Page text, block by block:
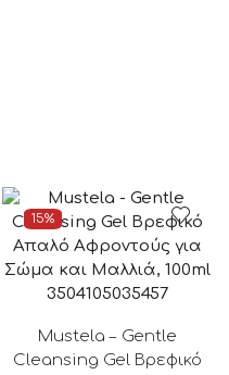
της
Πάνας
-
50ml
ποσότητα
15%
3504105035457
Mustela – Gentle
Cleansing Gel Βρεφικό